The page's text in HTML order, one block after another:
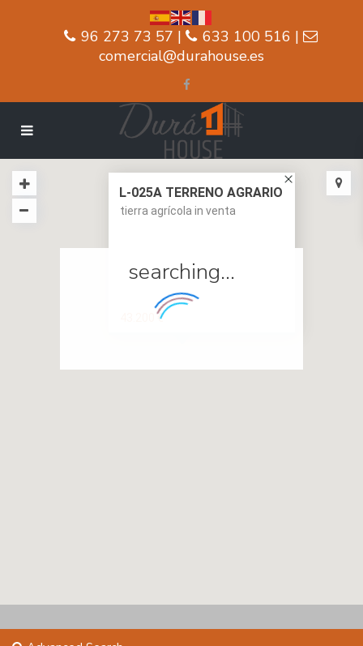
96 273 73 57 |
633 100 516 |
comercial@durahouse.es
L-025A TERRENO AGRARIO
tierra agrícola in venta
43.200 €
searching...